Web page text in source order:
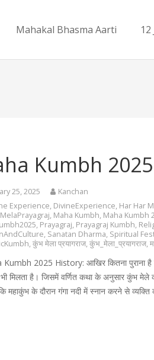
Mahakal Bhasma Aarti
Kumbh 2025
25, 2025
Kanchan
Experience, DivineExperience, Har Har
, Maha Kumbh, Maha Kumbh
, Prayagraj, Prayagraj Kumbh,
, Sanatan Dharma, Spiritual
,कुंभ मेला प्रयागराज,कुंभ_मेला_प्रयागराज,
2025 History: आखिर कितना पुराना है
भी मिलता है। जिसमें वर्णित कथा के अनुसार कुंभ
महाकुंभ के दौरान गंगा नदी में स्नान करने से व्यक्ति